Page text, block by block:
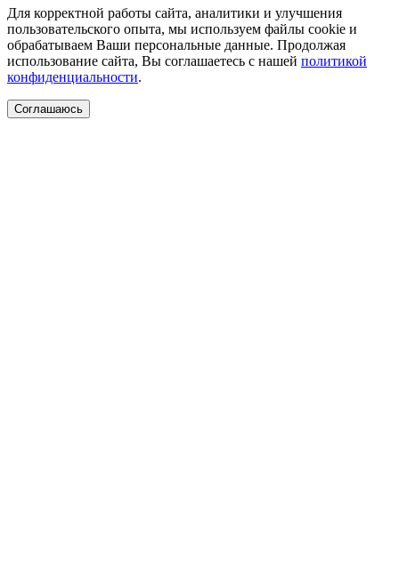
Для корректной работы сайта, аналитики и улучшения
пользовательского опыта, мы используем файлы cookie и
обрабатываем Ваши персональные данные. Продолжая
использование сайта, Вы соглашаетесь с нашей политикой
конфиденциальности.
Соглашаюсь